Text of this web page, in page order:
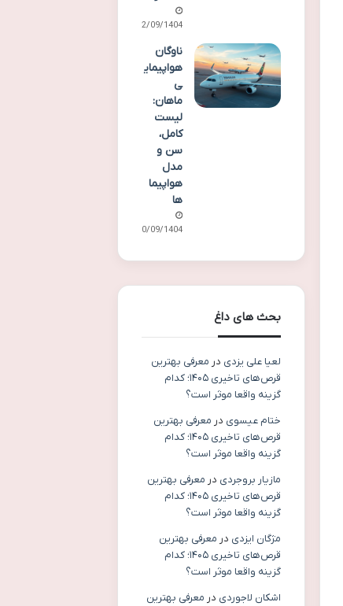
22/09/1404
ناوگان
هواپیمای
ی
ماهان:
لیست
کامل،
سن و
مدل
هواپیما
ها
20/09/1404
بحث های داغ
لعیا علی یزدی در معرفی بهترین
قرص‌های تاخیری ۱۴۰۵؛ کدام
گزینه واقعا موثر است؟
ختام عیسوی در معرفی بهترین
قرص‌های تاخیری ۱۴۰۵؛ کدام
گزینه واقعا موثر است؟
مازیار بروجردی در معرفی بهترین
قرص‌های تاخیری ۱۴۰۵؛ کدام
گزینه واقعا موثر است؟
مژگان ایزدی در معرفی بهترین
قرص‌های تاخیری ۱۴۰۵؛ کدام
گزینه واقعا موثر است؟
اشکان لاجوردی در معرفی بهترین